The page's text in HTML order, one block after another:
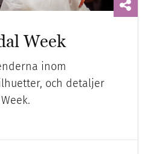
Week
inom
och detaljer